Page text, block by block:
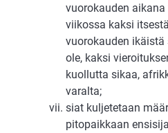
vuorokauden
viikossa kaksi
vuorokauden
ole, kaksi
kuollutta sikaa,
varalta;
siat kuljetetaan
pitopaikkaan